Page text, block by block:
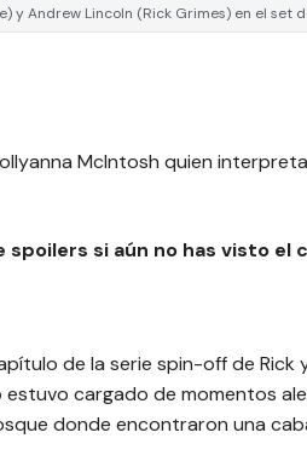
y Andrew Lincoln (Rick Grimes) en el set
McIntosh quien
si aún no has visto el
de la serie spin-off de Rick
estuvo cargado de momentos
donde encontraron una